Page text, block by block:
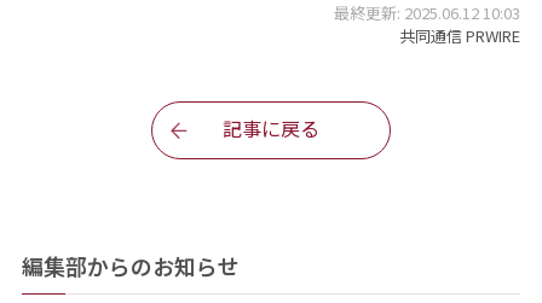
最終更新: 2025.06.12 10:03
共同通信 PRWIRE
記事に戻る
編集部からのお知らせ